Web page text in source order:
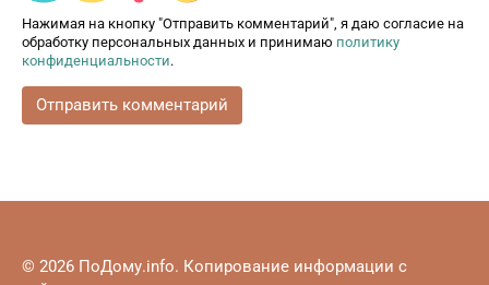
Нажимая на кнопку "Отправить комментарий", я даю согласие на
обработку персональных данных и принимаю политику
конфиденциальности.
© 2026 ПоДому.info. Копирование информации с